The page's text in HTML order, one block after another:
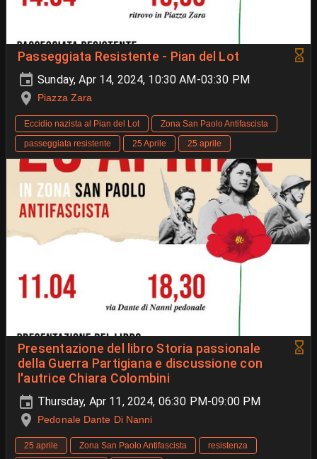
Passeggiata Resistente - Pian del Lot
Sunday, Apr 14, 2024, 10:30 AM-03:30 PM
Piazza Zara
Eccidio nazista al Pian del Lot
Zona San Paolo Antifascista
passeggiata resistente
25 Aprile 25 aprile
Presentazione del libro Storia passionale
della Guerra Partigiana e discussione con
l'autrice Chiara Colombini
Thursday, Apr 11, 2024, 06:30 PM-09:00 PM
Pedonale Dante Di Nanni
25 aprile Zona San Paolo Antifascista
resistenza